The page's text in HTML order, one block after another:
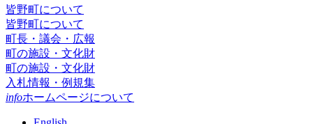
皆野町について
皆野町について
町長・議会・広報
町の施設・文化財
町の施設・文化財
入札情報・例規集
infoホームページについて